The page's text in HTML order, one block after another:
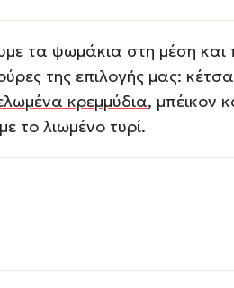
τα ψωμάκια στη μέση και
της επιλογής μας:
κρεμμύδια, μπέικον
το λιωμένο τυρί.